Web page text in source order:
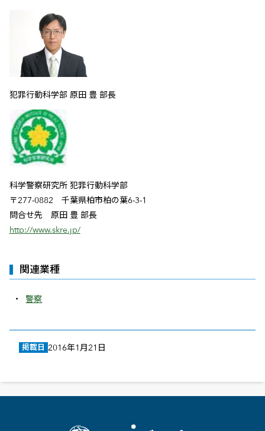
犯罪行動科学部 原田 豊 部長
科学警察研究所 犯罪行動科学部
〒277-0882 千葉県柏市柏の葉6-3-1
問合せ先 原田 豊 部長
http://www.skre.jp/
掲載日 2016年1月21日
関連業種
警察